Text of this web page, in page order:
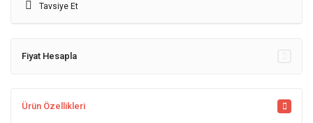
Tavsiye Et
Fiyat Hesapla
Ürün Özellikleri